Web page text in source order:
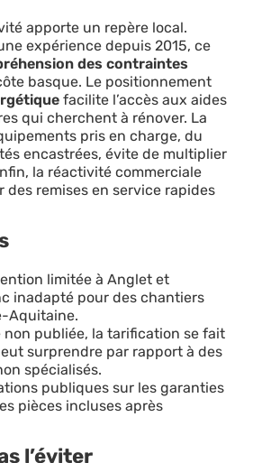
apporte un repère local.
expérience depuis 2015, ce
des contraintes
basque. Le positionnement
facilite l’accès aux aides
qui cherchent à rénover. La
pris en charge, du
encastrées, évite de multiplier
la réactivité commerciale
des remises en service rapides
limitée à Anglet et
inadapté pour des chantiers
Aquitaine.
non publiée, la tarification se fait
surprendre par rapport à des
spécialisés.
publiques sur les garanties
pièces incluses après
l’éviter